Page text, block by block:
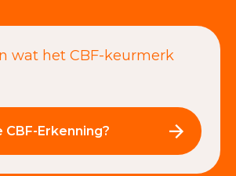
wat het CBF-keurmerk
CBF-Erkenning?